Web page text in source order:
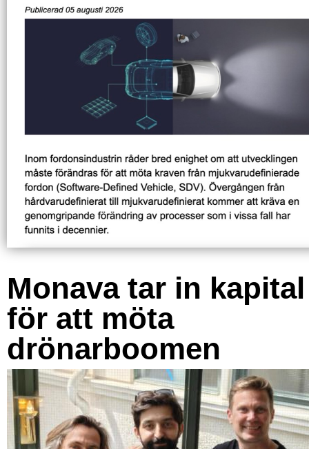
Monava tar in kapital
för att möta
drönarboomen